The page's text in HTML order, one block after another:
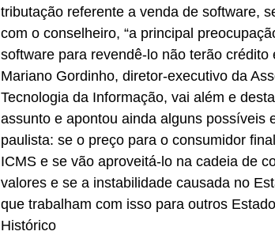
tributação referente a venda de software,
com o conselheiro, “a principal
software para revendê-lo não terão
Mariano Gordinho, diretor-executivo da
Tecnologia da Informação, vai além e
assunto e apontou ainda alguns possíveis
paulista: se o preço para o consumidor
ICMS e se vão aproveitá-lo na cadeia de
valores e se a instabilidade causada no
que trabalham com isso para outros
Histórico